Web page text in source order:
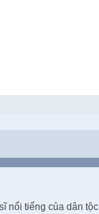
nổi tiếng của dân tộc